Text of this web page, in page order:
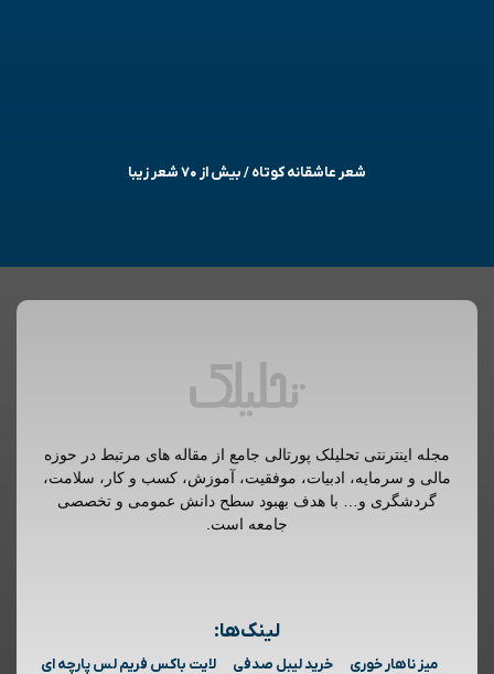
شعر عاشقانه کوتاه / بیش از ۷۰ شعر زیبا
مجله اینترنتی تحلیلک پورتالی جامع از مقاله های مرتبط در حوزه
مالی و سرمایه، ادبیات، موفقیت، آموزش، کسب و کار، سلامت،
گردشگری و… با هدف بهبود سطح دانش عمومی و تخصصی
جامعه است.
لینک‌ها:
میز ناهار خوری خرید لیبل صدفی
لایت باکس فریم لس پارچه ای